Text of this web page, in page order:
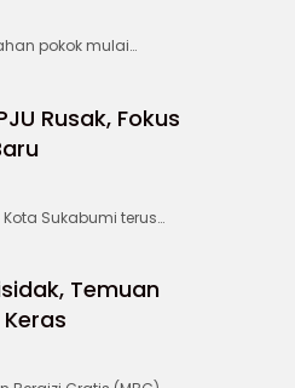
pokok mulai…
Rusak, Fokus
Kota Sukabumi terus…
Temuan